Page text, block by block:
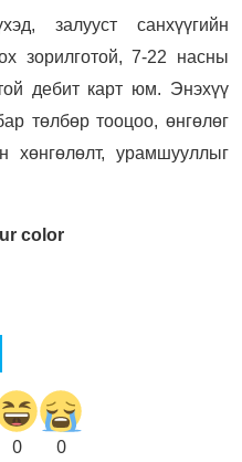
залууст санхүүгийн
зорилготой, 7-22 насны
дебит карт юм. Энэхүү
төлбөр тооцоо, өнгөлөг
хөнгөлөлт, урамшууллыг
color
0 0